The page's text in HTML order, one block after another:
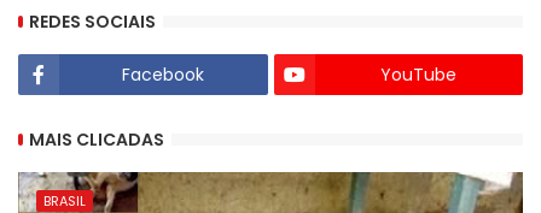
REDES SOCIAIS
Facebook YouTube
MAIS CLICADAS
BRASIL